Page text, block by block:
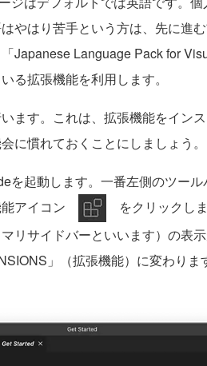
やはり苦手という方は、先に進
Japanese Language Pack for
る拡張機能を利用します。
ます。これは、拡張機能をイン
に慣れておくことにしましょう。
を起動します。一番左側のツール
アイコン
をクリックし
リサイドバーといいます）の表
」（拡張機能）に変わりま